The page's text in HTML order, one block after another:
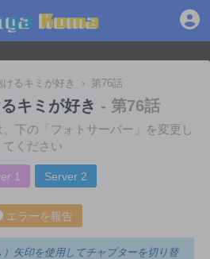
けるキミが好き › 第76話
キミが好き - 第76話
下の「フォトサーバー」を変更し
てください
1 Server 2
エラーを報告
矢印を使用してチャプターを切り替